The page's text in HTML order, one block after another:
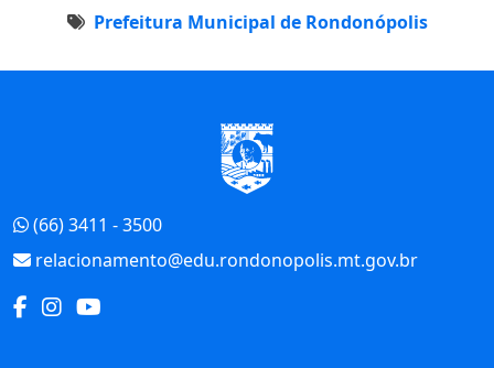
Prefeitura Municipal de Rondonópolis
(66) 3411 - 3500
relacionamento@edu.rondonopolis.mt.gov.br